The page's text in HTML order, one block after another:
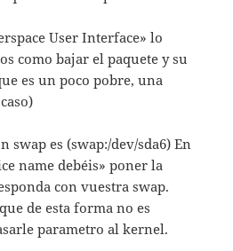
User Interface» lo
como bajar el paquete y su
es un poco pobre, una
swap es (swap:/dev/sda6) En
name debéis» poner la
con vuestra swap.
de esta forma no es
parametro al kernel.